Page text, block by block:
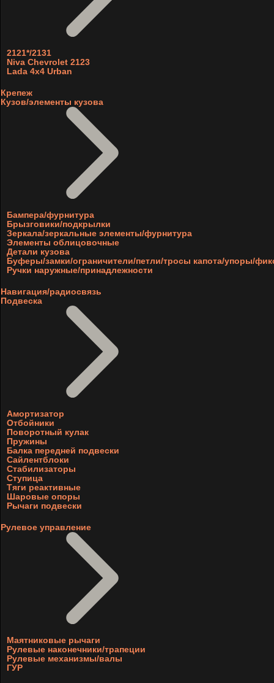
2121*/2131
Niva Chevrolet 2123
Lada 4x4 Urban
Крепеж
Кузов/элементы кузова
Бампера/фурнитура
Брызговики/подкрылки
Зеркала/зеркальные элементы/фурнитура
Элементы облицовочные
Детали кузова
Буферы/замки/ограничители/петли/тросы капота/упоры/
Ручки наружные/принадлежности
Навигация/радиосвязь
Подвеска
Амортизатор
Отбойники
Поворотный кулак
Пружины
Балка передней подвески
Сайлентблоки
Стабилизаторы
Ступица
Тяги реактивные
Шаровые опоры
Рычаги подвески
Рулевое управление
Маятниковые рычаги
Рулевые наконечники/трапеции
Рулевые механизмы/валы
ГУР